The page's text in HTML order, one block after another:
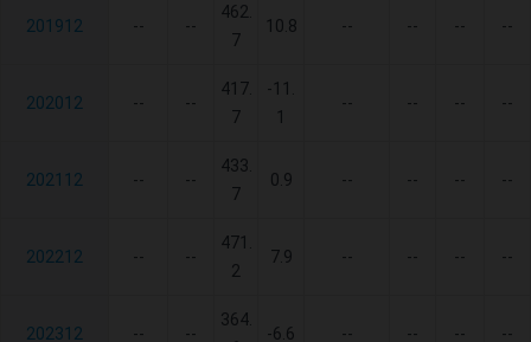
201912 -- --
462.
7
10.8 -- -- -- --
202012 -- --
417.
7
-11.
1
-- -- -- --
202112 -- --
433.
7
0.9 -- -- -- --
202212 -- --
471.
2
7.9 -- -- -- --
202312 -- --
364.
-6.6 -- -- -- --